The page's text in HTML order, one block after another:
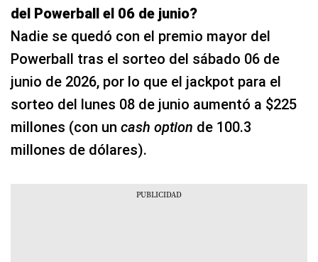
del Powerball el 06 de junio?
Nadie se quedó con el premio mayor del
Powerball tras el sorteo del sábado 06 de
junio de 2026, por lo que el jackpot para el
sorteo del lunes 08 de junio aumentó a $225
millones (con un cash option de 100.3
millones de dólares).